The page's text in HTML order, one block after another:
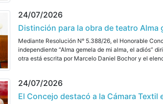
24/07/2026
Distinción para la obra de teatro Alma
Mediante Resolución N° 5.388/26, el Honorable
independiente “Alma gemela de mi alma, el adiós”
otra está escrita por Marcelo Daniel Bochor y el
24/07/2026
El Concejo destacó a la Cámara Textil